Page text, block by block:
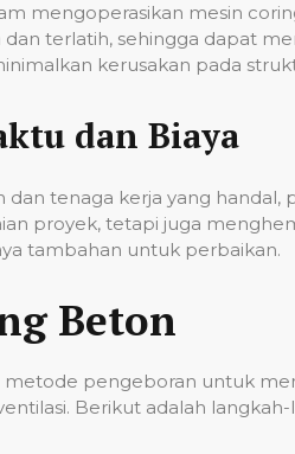
mengoperasikan mesin
terlatih, sehingga dapat
kerusakan pada
dan Biaya
dan tenaga kerja yang
proyek, tetapi juga
tambahan untuk perbaikan.
Beton
pengeboran untuk
Berikut adalah